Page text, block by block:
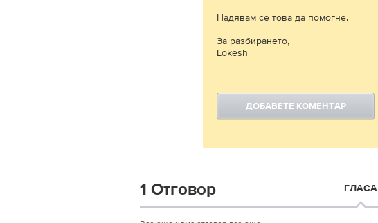
Надявам се това да помогне.
За разбирането,
Lokesh
ДОБАВЕТЕ КОМЕНТАР
1 Отговор ГЛАСА